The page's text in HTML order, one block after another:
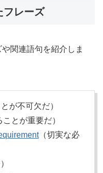
フレーズ
関連語句を紹介しま
が不可欠だ）
とが重要だ）
（切実な必